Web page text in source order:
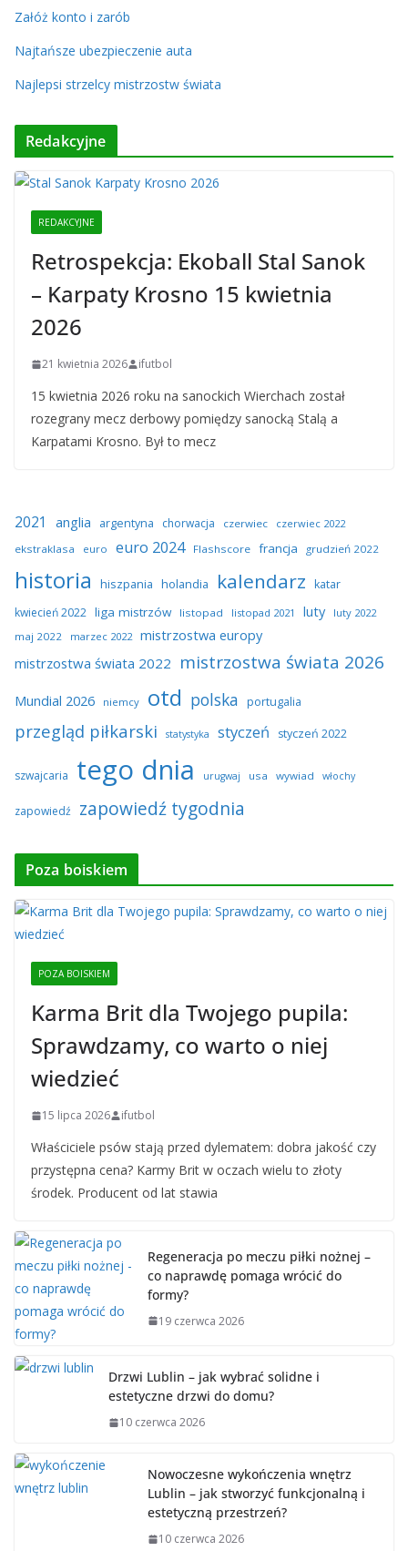
Załóż konto i zarób
Najtańsze ubezpieczenie auta
Najlepsi strzelcy mistrzostw świata
Redakcyjne
REDAKCYJNE
Retrospekcja: Ekoball Stal Sanok
– Karpaty Krosno 15 kwietnia
2026
21 kwietnia 2026 ifutbol
15 kwietnia 2026 roku na sanockich Wierchach został
rozegrany mecz derbowy pomiędzy sanocką Stalą a
Karpatami Krosno. Był to mecz
2021 anglia argentyna chorwacja czerwiec
czerwiec 2022
ekstraklasa
euro euro 2024 Flashscore francja grudzień 2022
historia hiszpania holandia kalendarz katar
kwiecień 2022 liga mistrzów listopad listopad 2021 luty
luty 2022
maj 2022
marzec 2022 mistrzostwa europy
mistrzostwa świata 2022 mistrzostwa świata 2026
Mundial 2026 niemcy otd polska portugalia
przegląd piłkarski statystyka styczeń styczeń 2022
szwajcaria tego dnia urugwaj usa wywiad włochy
zapowiedź zapowiedź tygodnia
Poza boiskiem
POZA BOISKIEM
Karma Brit dla Twojego pupila:
Sprawdzamy, co warto o niej
wiedzieć
15 lipca 2026 ifutbol
Właściciele psów stają przed dylematem: dobra jakość czy
przystępna cena? Karmy Brit w oczach wielu to złoty
środek. Producent od lat stawia
Regeneracja po meczu piłki nożnej –
co naprawdę pomaga wrócić do
formy?
19 czerwca 2026
Drzwi Lublin – jak wybrać solidne i
estetyczne drzwi do domu?
10 czerwca 2026
Nowoczesne wykończenia wnętrz
Lublin – jak stworzyć funkcjonalną i
estetyczną przestrzeń?
10 czerwca 2026